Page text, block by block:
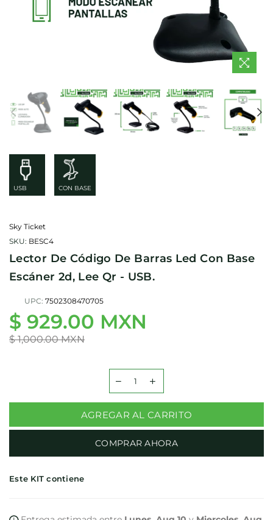
USB CON BASE
Sky Ticket
SKU: BESC4
Lector De Código De Barras Led Con Base
Escáner 2d, Lee Qr - USB.
UPC: 7502308470705
Precio
habitual
$ 929.00 MXN
$ 1,000.00 MXN
AGREGAR AL CARRITO
COMPRAR AHORA
Este KIT contiene